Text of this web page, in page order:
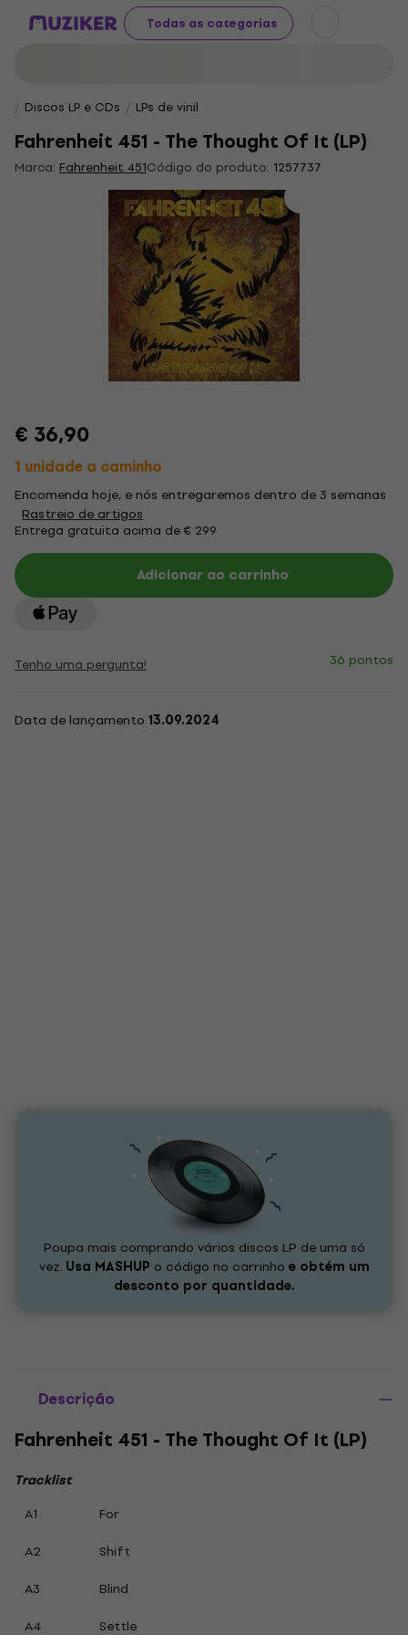
Todas as categorias
Discos LP e CDs LPs de vinil
Fahrenheit 451 - The Thought Of It (LP)
Marca: Fahrenheit 451Código do produto: 1257737
€ 36,90
1 unidade a caminho
Encomenda hoje, e nós entregaremos dentro de 3 semanas
Rastreio de artigos
Entrega gratuita acima de € 299
Adicionar ao carrinho
Tenho uma pergunta! 36 pontos
Data de lançamento 13.09.2024
Poupa mais comprando vários discos LP de uma só
vez. Usa MASHUP o código no carrinho e obtém um
desconto por quantidade.
Descrição
Fahrenheit 451 - The Thought Of It (LP)
Tracklist
A1
For
A2
Shift
A3
Blind
A4
Settle